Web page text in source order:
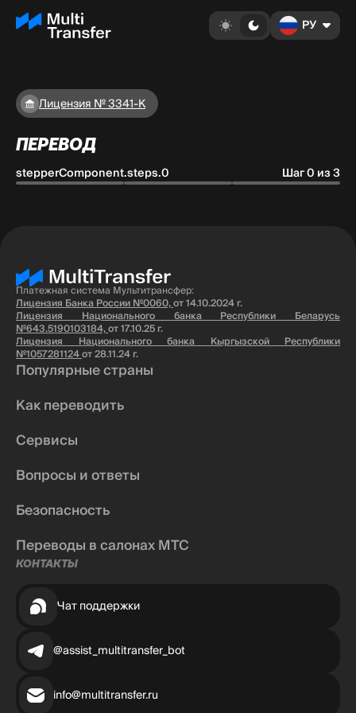
РУ
Лицензия № 3341-К
ПЕРЕВОД
stepperComponent.steps.0 Шаг 0 из 3
Платежная система Мультитрансфер:
Лицензия Банка России №0060,от 14.10.2024 г.
Лицензия Национального банка Республики Беларусь
№643.5190103184,от 17.10.25 г.
Лицензия Национального банка Кыргызской Республики
№1057281124от 28.11.24 г.
Популярные страны
Как переводить
Сервисы
Вопросы и ответы
Безопасность
Переводы в салонах МТС
КОНТАКТЫ
Чат поддержки
@assist_multitransfer_bot
info@multitransfer.ru